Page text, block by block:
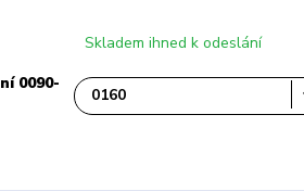
Skladem ihned k odeslání
0090-